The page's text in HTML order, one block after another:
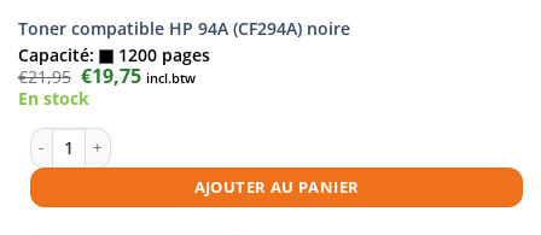
Toner compatible HP 94A (CF294A) noire
Capacité:
1200 pages
€21,95 Le
prix
initial
€21,95.
€19,75Le
prix
incl.btw
En stock
quantité de Toner compatible HP 94A (CF294A) noire
AJOUTER AU PANIER